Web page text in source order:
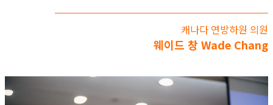
캐나다 연방하원 의원
웨이드 창 Wade Chang